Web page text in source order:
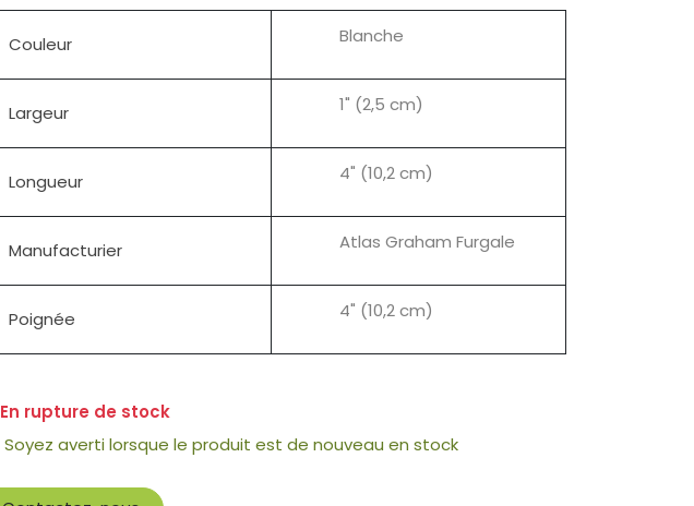
Couleur Blanche
Largeur 1" (2,5 cm)
Longueur 4" (10,2 cm)
Manufacturier Atlas Graham Furgale
Poignée 4" (10,2 cm)
En rupture de stock
Soyez averti lorsque le produit est de nouveau en stock